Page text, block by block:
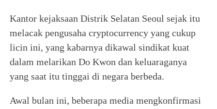
Kantor kejaksaan Distrik Selatan Seoul sejak itu
melacak pengusaha cryptocurrency yang cukup
licin ini, yang kabarnya dikawal sindikat kuat
dalam melarikan Do Kwon dan keluaraganya
yang saat itu tinggai di negara berbeda.
Awal bulan ini, beberapa media mengkonfirmasi